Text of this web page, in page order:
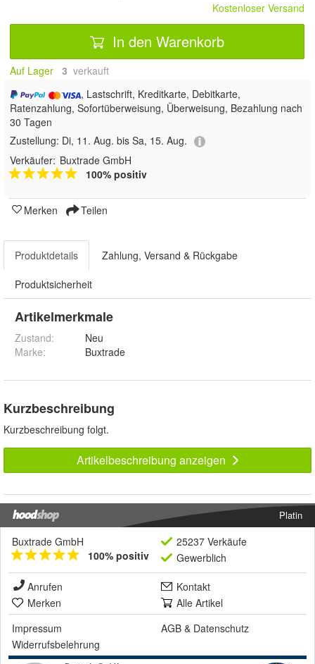
Kostenloser Versand
In den Warenkorb
Auf Lager 3 verkauft
, Lastschrift, Kreditkarte, Debitkarte,
Ratenzahlung, Sofortüberweisung, Überweisung, Bezahlung nach
30 Tagen
Zustellung: Di, 11. Aug. bis Sa, 15. Aug.
Verkäufer: Buxtrade GmbH
100% positiv
Merken Teilen
Produktdetails Zahlung, Versand & Rückgabe
Produktsicherheit
Artikelmerkmale
Zustand:
Neu
Marke:
Buxtrade
Kurzbeschreibung
Kurzbeschreibung folgt.
Artikelbeschreibung anzeigen
Platin
Buxtrade GmbH
100% positiv
25237 Verkäufe
Gewerblich
Anrufen
Kontakt
Merken
Alle Artikel
Impressum
AGB & Datenschutz
Widerrufsbelehrung